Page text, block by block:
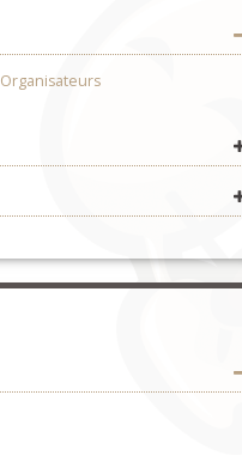
Organisateurs